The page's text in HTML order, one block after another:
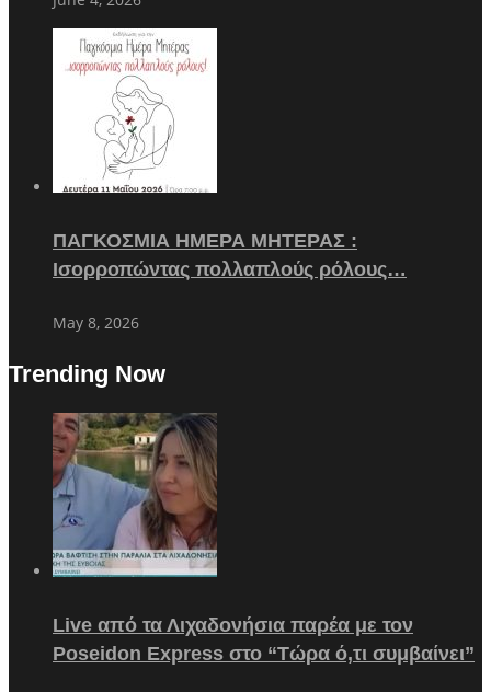
ΠΑΓΚΟΣΜΙΑ ΗΜΕΡΑ ΜΗΤΕΡΑΣ :
Ισορροπώντας πολλαπλούς ρόλους…
May 8, 2026
Trending Now
Live από τα Λιχαδονήσια παρέα με τον
Poseidon Express στο “Τώρα ό,τι συμβαίνει”